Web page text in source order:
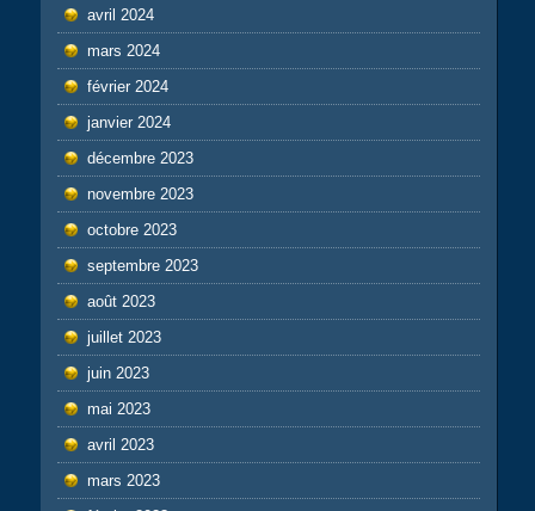
avril 2024
mars 2024
février 2024
janvier 2024
décembre 2023
novembre 2023
octobre 2023
septembre 2023
août 2023
juillet 2023
juin 2023
mai 2023
avril 2023
mars 2023